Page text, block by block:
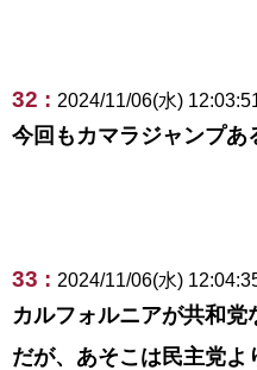
32 : 2024/11/06(水)
今回もカマラジャンプあ
33 : 2024/11/06(水)
カルフォルニアが共和党
だが、あそこは民主党よ